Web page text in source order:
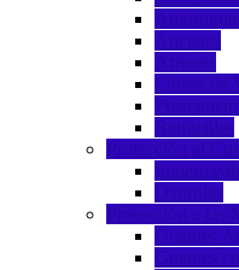
Anclajes
Arneses
Líneas de
Retráctiles
Protección al
Overoles
Protección a las
Guantes
Guantes